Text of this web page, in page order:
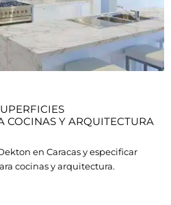
COCINAS Y ARQUITECTURA
en Caracas y especificar
cocinas y arquitectura.